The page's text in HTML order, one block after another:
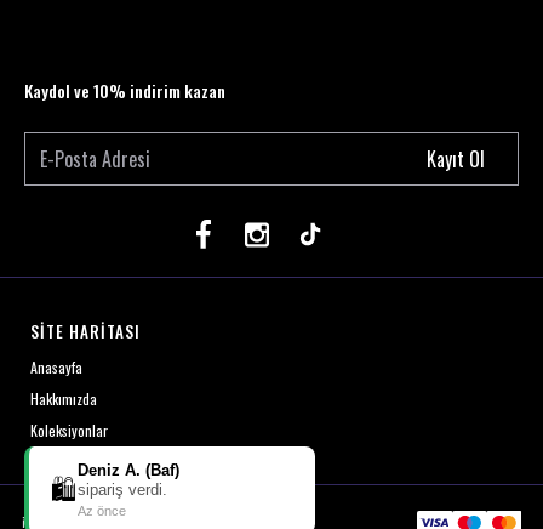
Kaydol ve 10% indirim kazan
Kayıt Ol
SİTE HARİTASI
Anasayfa
Hakkımızda
Koleksiyonlar
ikas
🛍️
Deniz A. (Baf)
sipariş verdi.
Az önce